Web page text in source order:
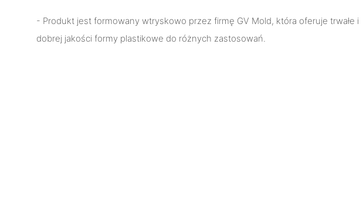
- Produkt jest formowany wtryskowo przez firmę GV Mold, która oferuje trwałe i
dobrej jakości formy plastikowe do różnych zastosowań.